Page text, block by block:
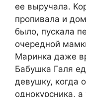
ее выручала.
пропивала и
было, пускала
очередной
Маринка даже
Бабушка Галя
девушку, когда
однокурсника, а